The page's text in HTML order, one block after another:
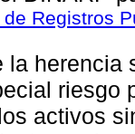
Registros
la herencia
riesgo
activos